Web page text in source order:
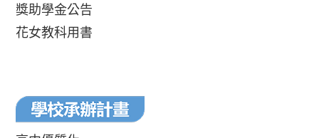
獎助學金公告
花女教科用書